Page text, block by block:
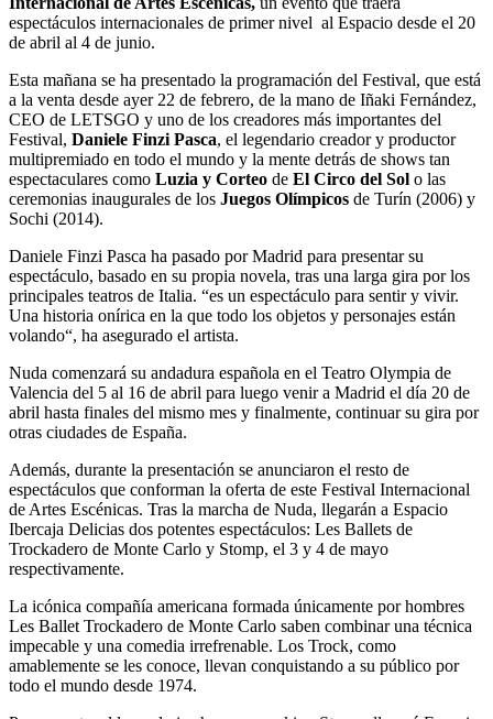
espectáculos internacionales de primer nivel al Espacio desde el 20
de abril al 4 de junio.
Esta mañana se ha presentado la programación del Festival, que está
a la venta desde ayer 22 de febrero, de la mano de Iñaki Fernández,
CEO de LETSGO y uno de los creadores más importantes del
Festival, Daniele Finzi Pasca, el legendario creador y productor
multipremiado en todo el mundo y la mente detrás de shows tan
espectaculares como Luzia y Corteo de El Circo del Sol o las
ceremonias inaugurales de los Juegos Olímpicos de Turín (2006) y
Sochi (2014).
Daniele Finzi Pasca ha pasado por Madrid para presentar su
espectáculo, basado en su propia novela, tras una larga gira por los
principales teatros de Italia. “es un espectáculo para sentir y vivir.
Una historia onírica en la que todo los objetos y personajes están
volando“, ha asegurado el artista.
Nuda comenzará su andadura española en el Teatro Olympia de
Valencia del 5 al 16 de abril para luego venir a Madrid el día 20 de
abril hasta finales del mismo mes y finalmente, continuar su gira por
otras ciudades de España.
Además, durante la presentación se anunciaron el resto de
espectáculos que conforman la oferta de este Festival Internacional
de Artes Escénicas. Tras la marcha de Nuda, llegarán a Espacio
Ibercaja Delicias dos potentes espectáculos: Les Ballets de
Trockadero de Monte Carlo y Stomp, el 3 y 4 de mayo
respectivamente.
La icónica compañía americana formada únicamente por hombres
Les Ballet Trockadero de Monte Carlo saben combinar una técnica
impecable y una comedia irrefrenable. Los Trock, como
amablemente se les conoce, llevan conquistando a su público por
todo el mundo desde 1974.